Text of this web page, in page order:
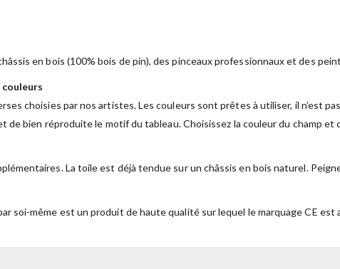
en bois (100% bois de pin), des pinceaux professionnaux et des
choisies par nos artistes. Les couleurs sont prêtes à utiliser, il n’est
de bien réproduite le motif du tableau. Choisissez la couleur du champ
La toile est déjà tendue sur un châssis en bois naturel.
soi-même est un produit de haute qualité sur lequel le marquage CE